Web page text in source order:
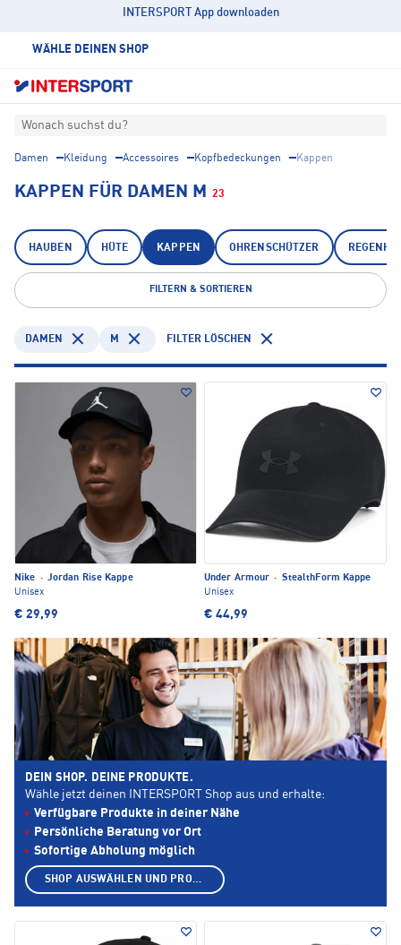
INTERSPORT App downloaden
WÄHLE DEINEN SHOP
Wonach suchst du?
Damen Kleidung Accessoires Kopfbedeckungen Kappen
KAPPEN FÜR DAMEN M 23
HAUBEN HÜTE KAPPEN OHRENSCHÜTZER
FILTERN & SORTIEREN
DAMEN M FILTER LÖSCHEN
Nike · Jordan Rise Kappe
Unisex
€ 29,99
Under Armour · StealthForm Kappe
Unisex
€ 44,99
DEIN SHOP. DEINE PRODUKTE.
Wähle jetzt deinen INTERSPORT Shop aus und erhalte:
Verfügbare Produkte in deiner Nähe
Persönliche Beratung vor Ort
Sofortige Abholung möglich
SHOP AUSWÄHLEN UND PRODUKTE ANZEIGEN